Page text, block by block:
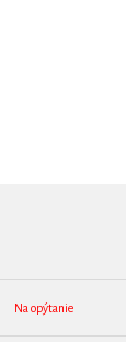
Na opýtanie